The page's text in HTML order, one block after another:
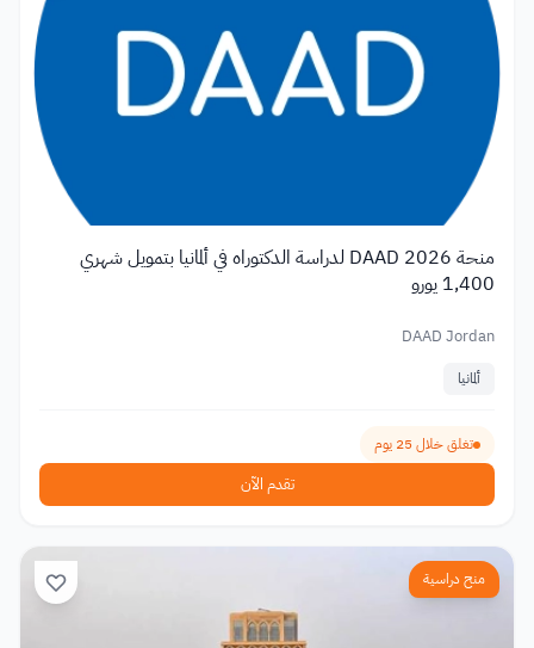
منحة DAAD 2026 لدراسة الدكتوراه في ألمانيا بتمويل شهري
1,400 يورو
DAAD Jordan
ألمانيا
تغلق خلال 25 يوم
تقدم الآن
منح دراسية